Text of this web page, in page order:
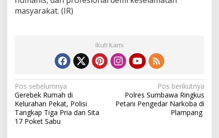
masyarakat. (IR)
Ikuti Kami
N
a
v
i
Pos sebelumnya
Gerebek Rumah di
Kelurahan Pekat, Polisi
Tangkap Tiga Pria dan Sita
17 Poket Sabu
Pos berikutnya
Polres Sumbawa Ringkus
Petani Pengedar Narkoba di
Plampang ‎